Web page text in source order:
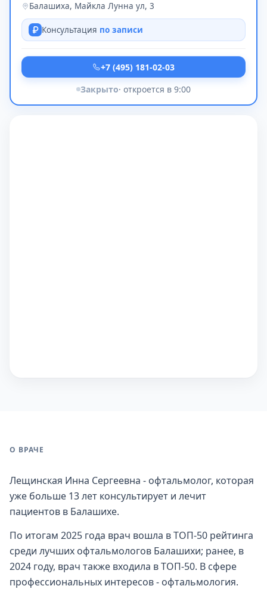
Балашиха, Майкла Лунна ул, 3
Консультация по записи
+7 (495) 181-02-03
Закрыто· откроется в 9:00
О ВРАЧЕ
Лещинская Инна Сергеевна - офтальмолог, которая
уже больше 13 лет консультирует и лечит
пациентов в Балашихе.
По итогам 2025 года врач вошла в ТОП-50 рейтинга
среди лучших офтальмологов Балашихи; ранее, в
2024 году, врач также входила в ТОП-50. В сфере
профессиональных интересов - офтальмология.